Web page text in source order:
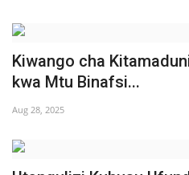
Kiwango cha
kwa Mtu Binafsi...
Aug 28, 2025